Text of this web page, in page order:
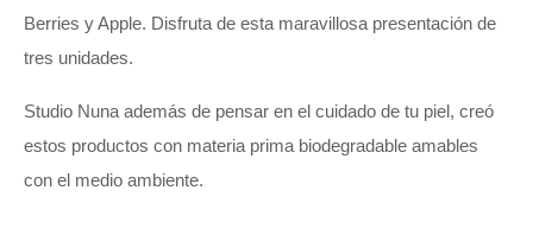
Berries y Apple. Disfruta de esta maravillosa presentación de
tres unidades.
Studio Nuna además de pensar en el cuidado de tu piel, creó
estos productos con materia prima biodegradable amables
con el medio ambiente.